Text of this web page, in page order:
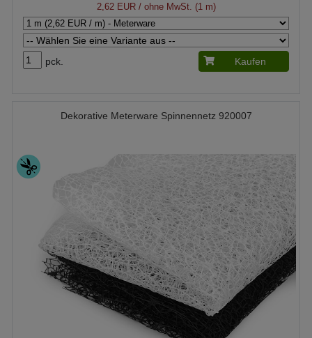
2,62 EUR/ ohne MwSt. (1 m)
pck. Kaufen
Dekorative Meterware Spinnennetz 920007